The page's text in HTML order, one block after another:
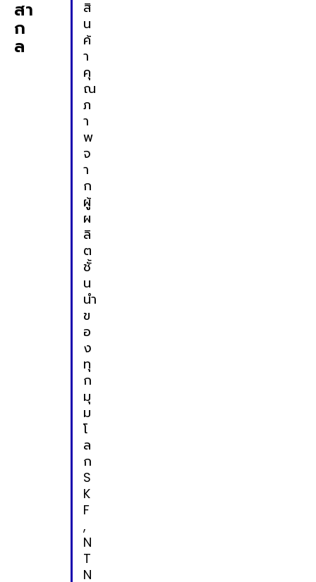
สา
ก
ล
สิ
น
ค้
า
คุ
ณ
ภ
า
พ
จ
า
ก
ผู้
ผ
ลิ
ต
ชั้
น
นำ
ข
อ
ง
ทุ
ก
มุ
ม
โ
ล
ก
S
K
F
,
N
T
N